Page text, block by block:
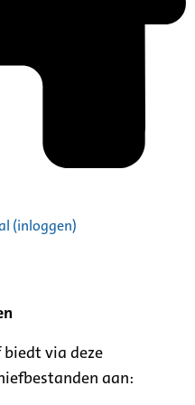
(inloggen)
via deze
aan: